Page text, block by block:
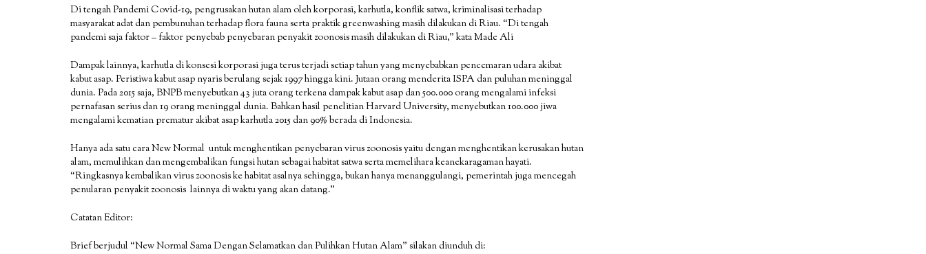
Di tengah Pandemi Covid-19, pengrusakan hutan alam oleh korporasi, karhutla, konflik satwa, kriminalisasi terhadap
masyarakat adat dan pembunuhan terhadap flora fauna serta praktik greenwashing masih dilakukan di Riau. “Di tengah
pandemi saja faktor – faktor penyebab penyebaran penyakit zoonosis masih dilakukan di Riau,” kata Made Ali
Dampak lainnya, karhutla di konsesi korporasi juga terus terjadi setiap tahun yang menyebabkan pencemaran udara akibat
kabut asap. Peristiwa kabut asap nyaris berulang sejak 1997 hingga kini. Jutaan orang menderita ISPA dan puluhan meninggal
dunia. Pada 2015 saja, BNPB menyebutkan 43 juta orang terkena dampak kabut asap dan 500.000 orang mengalami infeksi
pernafasan serius dan 19 orang meninggal dunia. Bahkan hasil penelitian Harvard University, menyebutkan 100.000 jiwa
mengalami kematian prematur akibat asap karhutla 2015 dan 90% berada di Indonesia.
Hanya ada satu cara New Normal untuk menghentikan penyebaran virus zoonosis yaitu dengan menghentikan kerusakan hutan
alam, memulihkan dan mengembalikan fungsi hutan sebagai habitat satwa serta memelihara keanekaragaman hayati.
“Ringkasnya kembalikan virus zoonosis ke habitat asalnya sehingga, bukan hanya menanggulangi, pemerintah juga mencegah
penularan penyakit zoonosis lainnya di waktu yang akan datang.”
Catatan Editor:
Brief berjudul “New Normal Sama Dengan Selamatkan dan Pulihkan Hutan Alam” silakan diunduh di: